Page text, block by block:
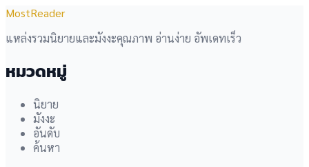
MostReader
แหล่งรวมนิยายและมังงะคุณภาพ อ่านง่าย อัพเดทเร็ว
หมวดหมู่
นิยาย
มังงะ
อันดับ
ค้นหา